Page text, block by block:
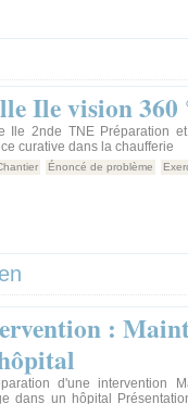
Ile vision 360
Ile 2nde TNE Préparation et
curative dans la chaufferie
Énoncé de problème
:
d'une intervention
dans un hôpital